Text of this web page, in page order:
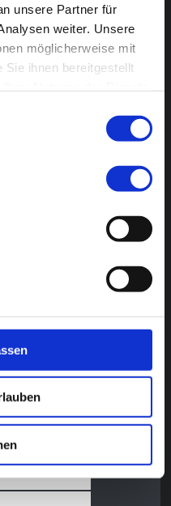
unsere Partner für
weiter. Unsere
möglicherweise mit
Sie ihnen bereitgestellt